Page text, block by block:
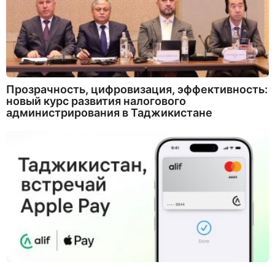
Прозрачность, цифровизация, эффективность:
новый курс развития налогового
администрирования в Таджикистане